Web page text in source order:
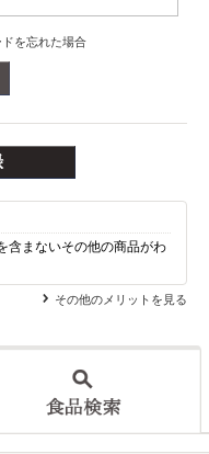
を忘れた場合
含まないその他の商品がわ
その他のメリットを見る